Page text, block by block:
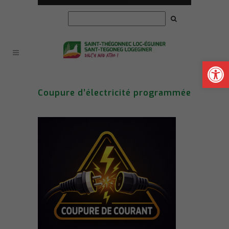
Ouvrir
Coupure d’électricité programmée